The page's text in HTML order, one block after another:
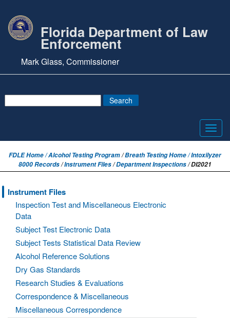
Florida Department of Law
Enforcement
Mark Glass, Commissioner
FDLE Home /Alcohol Testing Program/Breath Testing Home / Intoxilyzer
8000 Records/Instrument Files/Department Inspections/ DI2021
Instrument Files
Inspection Test and Miscellaneous Electronic
Data
Subject Test Electronic Data
Subject Tests Statistical Data Review
Alcohol Reference Solutions
Dry Gas Standards
Research Studies & Evaluations
Correspondence & Miscellaneous
Miscellaneous Correspondence